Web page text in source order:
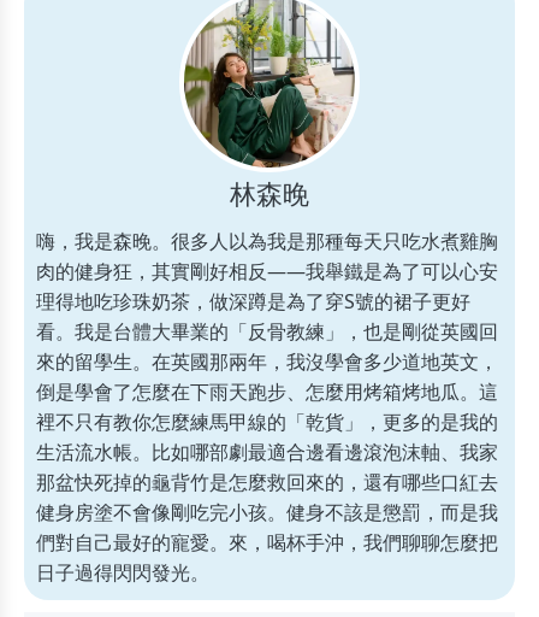
林森晚
嗨，我是森晚。很多人以為我是那種每天只吃水煮雞胸
肉的健身狂，其實剛好相反——我舉鐵是為了可以心安
理得地吃珍珠奶茶，做深蹲是為了穿S號的裙子更好
看。我是台體大畢業的「反骨教練」，也是剛從英國回
來的留學生。在英國那兩年，我沒學會多少道地英文，
倒是學會了怎麼在下雨天跑步、怎麼用烤箱烤地瓜。這
裡不只有教你怎麼練馬甲線的「乾貨」，更多的是我的
生活流水帳。比如哪部劇最適合邊看邊滾泡沫軸、我家
那盆快死掉的龜背竹是怎麼救回來的，還有哪些口紅去
健身房塗不會像剛吃完小孩。健身不該是懲罰，而是我
們對自己最好的寵愛。來，喝杯手沖，我們聊聊怎麼把
日子過得閃閃發光。